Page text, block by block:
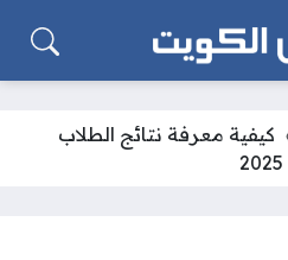
كيفية معرفة نتائج الطلاب